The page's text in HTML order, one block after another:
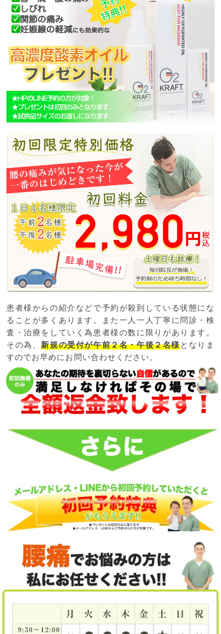
患者様からの紹介などで予約が殺到している状態にな
ることが多くあります。また一人一人丁寧に問診・検
査・治療をしていく為患者様の数に限りがあります。
その為、新規の受付が午前２名・午後２名様となりま
すのでお早めにお問い合わせください。